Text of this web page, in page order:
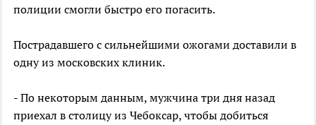
полиции смогли быстро его погасить.
Пострадавшего с сильнейшими ожогами доставили в
одну из московских клиник.
- По некоторым данным, мужчина три дня назад
приехал в столицу из Чебоксар, чтобы добиться